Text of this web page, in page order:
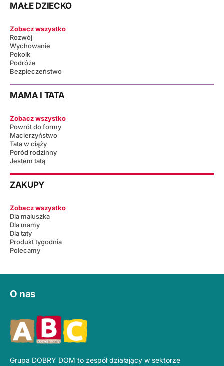
MAŁE DZIECKO
Zobacz wszystko
Rozwój
Wychowanie
Pokoik
Podróże
Bezpieczeństwo
MAMA I TATA
Zobacz wszystko
Powrót do formy
Macierzyństwo
Tata w ciąży
Poród rodzinny
Jestem tatą
ZAKUPY
Zobacz wszystko
Dla maluszka
Dla mamy
Dla taty
Produkt tygodnia
Polecamy
O nas
Grupa DOBRY DOM to zespół działający w sektorze